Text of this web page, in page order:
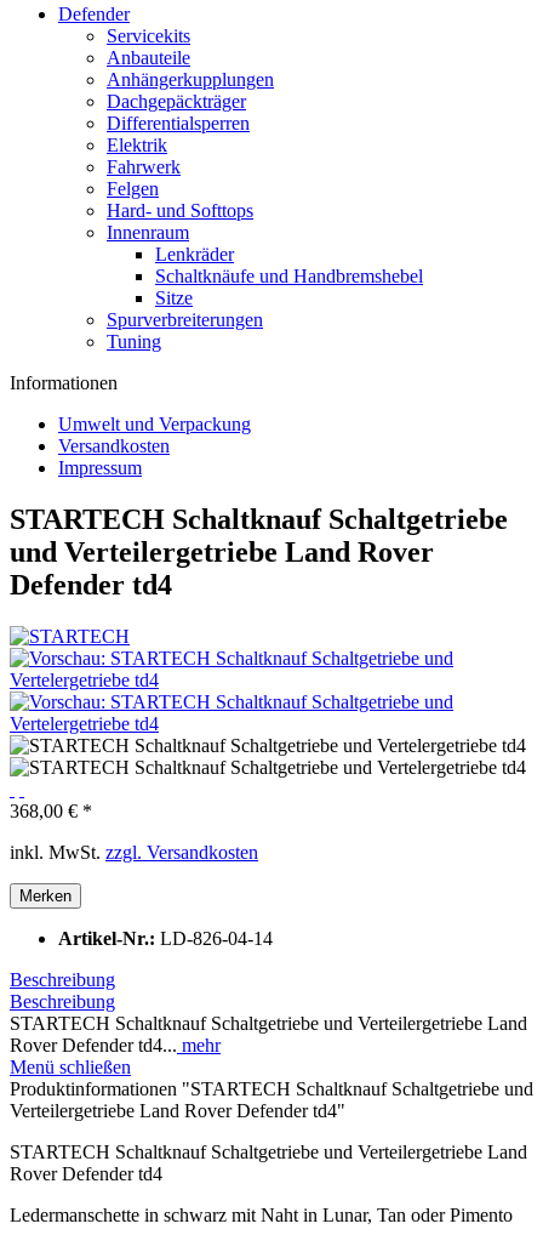
Defender
Servicekits
Anbauteile
Anhängerkupplungen
Dachgepäckträger
Differentialsperren
Elektrik
Fahrwerk
Felgen
Hard- und Softtops
Innenraum
Lenkräder
Schaltknäufe und Handbremshebel
Sitze
Spurverbreiterungen
Tuning
Informationen
Umwelt und Verpackung
Versandkosten
Impressum
STARTECH Schaltknauf Schaltgetriebe
und Verteilergetriebe Land Rover
Defender td4
368,00 € *
inkl. MwSt. zzgl. Versandkosten
Merken
Artikel-Nr.: LD-826-04-14
Beschreibung
Beschreibung
STARTECH Schaltknauf Schaltgetriebe und Verteilergetriebe Land
Rover Defender td4... mehr
Menü schließen
Produktinformationen "STARTECH Schaltknauf Schaltgetriebe und
Verteilergetriebe Land Rover Defender td4"
STARTECH Schaltknauf Schaltgetriebe und Verteilergetriebe Land
Rover Defender td4
Ledermanschette in schwarz mit Naht in Lunar, Tan oder Pimento